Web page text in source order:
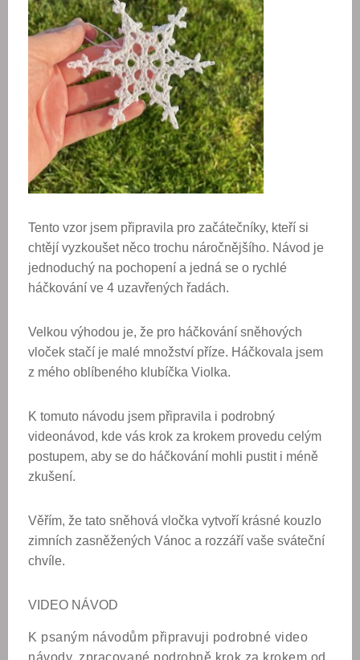
Tento vzor jsem připravila pro začátečníky, kteří si
chtějí vyzkoušet něco trochu náročnějšího. Návod je
jednoduchý na pochopení a jedná se o rychlé
háčkování ve 4 uzavřených řadách.
Velkou výhodou je, že pro háčkování sněhových
vloček stačí je malé množství příze. Háčkovala jsem
z mého oblíbeného klubíčka Violka.
K tomuto návodu jsem připravila i podrobný
videonávod, kde vás krok za krokem provedu celým
postupem, aby se do háčkování mohli pustit i méně
zkušení.
Věřím, že tato sněhová vločka vytvoří krásné kouzlo
zimních zasněžených Vánoc a rozzáří vaše sváteční
chvíle.
VIDEO NÁVOD
K psaným návodům připravuji podrobné video
návody, zpracované podrobně krok za krokem od